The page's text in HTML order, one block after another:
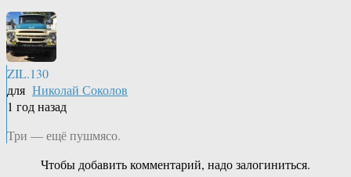
ZIL.130
для Николай Соколов
1 год назад
Три — ещё пушмясо.
Чтобы добавить комментарий, надо залогиниться.